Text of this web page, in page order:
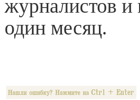
журналистов и
один месяц.